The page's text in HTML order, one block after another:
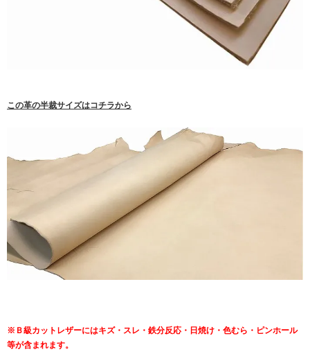
この革の半裁サイズはコチラから
※Ｂ級カットレザーにはキズ・スレ・鉄分反応・日焼け・色むら・ピンホール
等が含まれます。